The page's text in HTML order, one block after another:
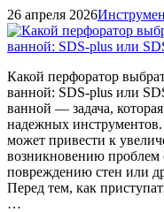
26 апреля 2026
Какой перфоратор
ванной: SDS-plus или
ванной — задача,
надежных
может привести к
возникновению проблем
повреждению стен или
Перед тем, как
…